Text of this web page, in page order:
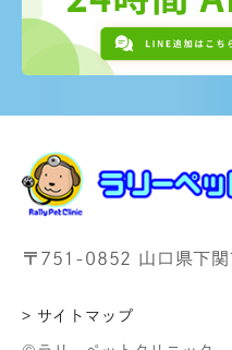
〒751-0852 山口県下
> サイトマップ